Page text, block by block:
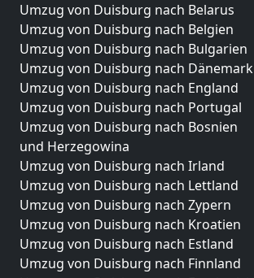
Umzug von Duisburg nach Belarus
Umzug von Duisburg nach Belgien
Umzug von Duisburg nach Bulgarien
Umzug von Duisburg nach Dänemark
Umzug von Duisburg nach England
Umzug von Duisburg nach Portugal
Umzug von Duisburg nach Bosnien
und Herzegowina
Umzug von Duisburg nach Irland
Umzug von Duisburg nach Lettland
Umzug von Duisburg nach Zypern
Umzug von Duisburg nach Kroatien
Umzug von Duisburg nach Estland
Umzug von Duisburg nach Finnland